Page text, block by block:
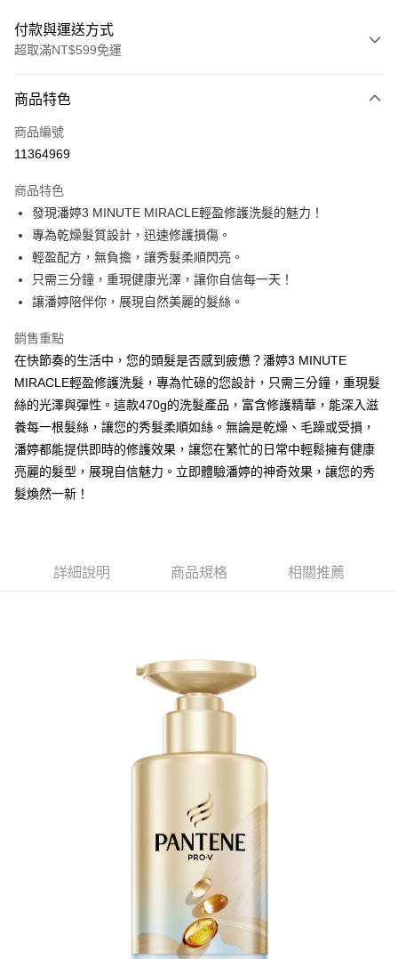
付款與運送方式
超取滿NT$599免運
信用卡一次付款
超商取貨付款
Apple Pay
街口支付
悠遊付
Google Pay
AFTEE先享後付
相關說明
【關於「AFTEE先享後付」】
AFTEE先享後付是「在收到商品之後才付款」的支付方式。 讓您購物簡單
便利好安心！
１．簡單：不需註冊會員、不需綁卡、不需儲值。
２．便利：只要手機號碼，簡訊認證，即可結帳。
【「AFTEE先享後付」結帳流程】
ATM／網路銀行／等多元方式進行付款，方視為交易完成。
https://netprotections.freshdesk.com/support/home
１．透過由恩沛科技股份有限公司提供之「AFTEE先享後付」服務完成之交
權轉讓予恩沛科技股份有限公司。
２．關於個人資料處理事宜，請瀏覽以下網址：
３．未成年的使用者請事先徵得法定代理人或監護人之同意方可使用
「AFTEE先享後付」，若未經同意申辦者引起之損失，本公司不負相關責
４．使用「AFTEE先享後付」時，將依據個別帳號之用戶狀況，依本公司即
時審查核予不同之上限額度；若仍有額度不足之情形，本公司將視審查結果
５．嚴禁一人註冊多個帳號或使用他人資訊註冊。若發現惡意使用之情形，
恩沛科技股份有限公司將有權停止該用戶之使用額度並採取法律行動。
全家取貨付款
每筆NT$60，滿NT$599(含以上)免運費
7-11取貨付款
每筆NT$60，滿NT$599(含以上)免運費
每筆NT$120，滿NT$899(含以上)免運費
商品特色
商品編號
11364969
商品特色
發現潘婷3 MINUTE MIRACLE輕盈修護洗髮的魅力！
專為乾燥髮質設計，迅速修護損傷。
輕盈配方，無負擔，讓秀髮柔順閃亮。
只需三分鐘，重現健康光澤，讓你自信每一天！
讓潘婷陪伴你，展現自然美麗的髮絲。
銷售重點
在快節奏的生活中，您的頭髮是否感到疲憊？潘婷3 MINUTE
MIRACLE輕盈修護洗髮，專為忙碌的您設計，只需三分鐘，重現髮
絲的光澤與彈性。這款470g的洗髮產品，富含修護精華，能深入滋
養每一根髮絲，讓您的秀髮柔順如絲。無論是乾燥、毛躁或受損，
潘婷都能提供即時的修護效果，讓您在繁忙的日常中輕鬆擁有健康
亮麗的髮型，展現自信魅力。立即體驗潘婷的神奇效果，讓您的秀
髮煥然一新！
詳細說明 商品規格 相關推薦